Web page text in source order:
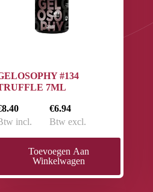
#134
7ML
incl.
€6.94
Btw excl.
Toevoegen Aan
Winkelwagen